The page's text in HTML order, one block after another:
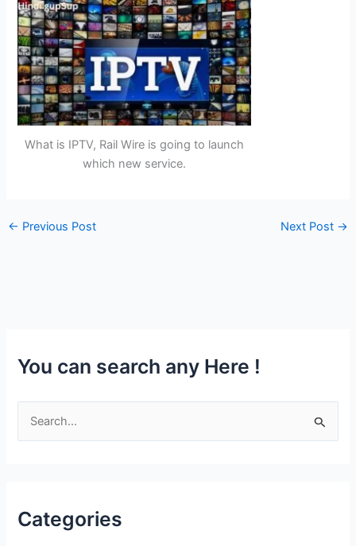
What is IPTV, Rail Wire is going to launch
which new service.
← Previous Post Next Post →
You can search any Here !
h
Categories